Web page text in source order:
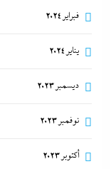
فبراير 2024
يناير 2024
ديسمبر 2023
نوفمبر 2023
أكتوبر 2023